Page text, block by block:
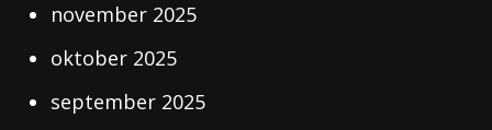
november 2025
oktober 2025
september 2025